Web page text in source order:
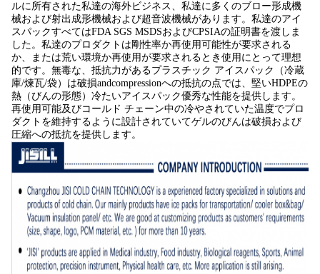
ルに所有された私達の海外ビジネス、私達に多くのブロー形成機
械および射出成形機械および超音波機械があります。私達のアイ
スパックすべてはFDA SGS MSDSおよびCPSIAの証明書を渡しま
した。私達のプロダクトは剛性率か再使用可能性が要求される
か、または荒い環境か再使用が要求されるとき使用にとって理想
的です。無毒な、抵抗力があるプラスチック アイスパック（冷蔵
庫/煉瓦/袋）は破損andcompressionへの抵抗の点では、堅いHDPEの
熱（びんの形態）冷たいアイスパック優秀な性能を提供します。
再使用可能及びコールド チェーン中の冷やされていた温度でプロ
ダクトを維持するように設計されていてゲルのびんは破損および
圧縮への抵抗を提供します。